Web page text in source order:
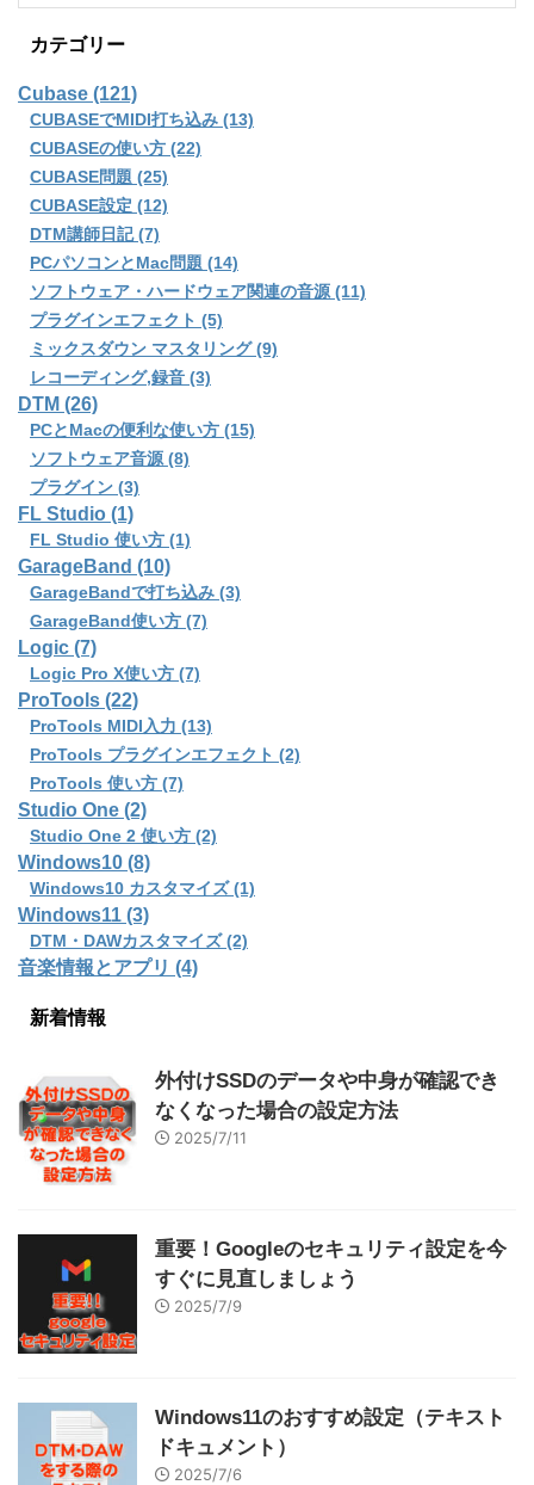
カテゴリー
Cubase (121)
CUBASEでMIDI打ち込み (13)
CUBASEの使い方 (22)
CUBASE問題 (25)
CUBASE設定 (12)
DTM講師日記 (7)
PCパソコンとMac問題 (14)
ソフトウェア・ハードウェア関連の音源 (11)
プラグインエフェクト (5)
ミックスダウン マスタリング (9)
レコーディング,録音 (3)
DTM (26)
PCとMacの便利な使い方 (15)
ソフトウェア音源 (8)
プラグイン (3)
FL Studio (1)
FL Studio 使い方 (1)
GarageBand (10)
GarageBandで打ち込み (3)
GarageBand使い方 (7)
Logic (7)
Logic Pro X使い方 (7)
ProTools (22)
ProTools MIDI入力 (13)
ProTools プラグインエフェクト (2)
ProTools 使い方 (7)
Studio One (2)
Studio One 2 使い方 (2)
Windows10 (8)
Windows10 カスタマイズ (1)
Windows11 (3)
DTM・DAWカスタマイズ (2)
音楽情報とアプリ (4)
新着情報
外付けSSDのデータや中身が確認でき
なくなった場合の設定方法
2025/7/11
重要！Googleのセキュリティ設定を今
すぐに見直しましょう
2025/7/9
Windows11のおすすめ設定（テキスト
ドキュメント）
2025/7/6